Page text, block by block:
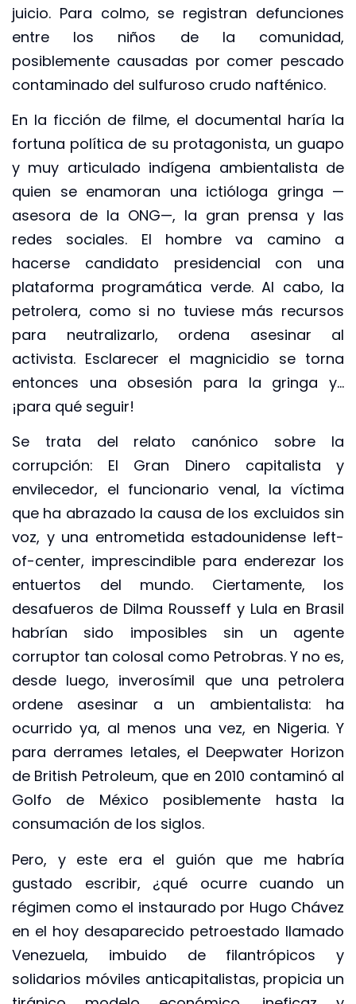
juicio. Para colmo, se registran defunciones
entre los niños de la comunidad,
posiblemente causadas por comer pescado
contaminado del sulfuroso crudo nafténico.
En la ficción de filme, el documental haría la
fortuna política de su protagonista, un guapo
y muy articulado indígena ambientalista de
quien se enamoran una ictióloga gringa —
asesora de la ONG—, la gran prensa y las
redes sociales. El hombre va camino a
hacerse candidato presidencial con una
plataforma programática verde. Al cabo, la
petrolera, como si no tuviese más recursos
para neutralizarlo, ordena asesinar al
activista. Esclarecer el magnicidio se torna
entonces una obsesión para la gringa y…
¡para qué seguir!
Se trata del relato canónico sobre la
corrupción: El Gran Dinero capitalista y
envilecedor, el funcionario venal, la víctima
que ha abrazado la causa de los excluidos sin
voz, y una entrometida estadounidense left-
of-center, imprescindible para enderezar los
entuertos del mundo. Ciertamente, los
desafueros de Dilma Rousseff y Lula en Brasil
habrían sido imposibles sin un agente
corruptor tan colosal como Petrobras. Y no es,
desde luego, inverosímil que una petrolera
ordene asesinar a un ambientalista: ha
ocurrido ya, al menos una vez, en Nigeria. Y
para derrames letales, el Deepwater Horizon
de British Petroleum, que en 2010 contaminó al
Golfo de México posiblemente hasta la
consumación de los siglos.
Pero, y este era el guión que me habría
gustado escribir, ¿qué ocurre cuando un
régimen como el instaurado por Hugo Chávez
en el hoy desaparecido petroestado llamado
Venezuela, imbuido de filantrópicos y
solidarios móviles anticapitalistas, propicia un